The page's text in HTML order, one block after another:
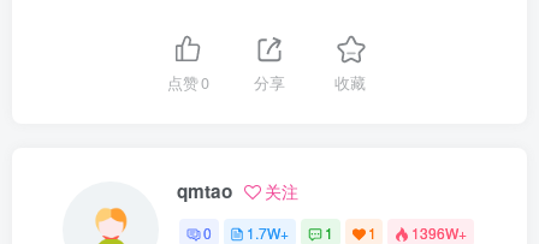
点赞0 分享 收藏
qmtao 关注
0 1.7W+ 1 1 1396W+